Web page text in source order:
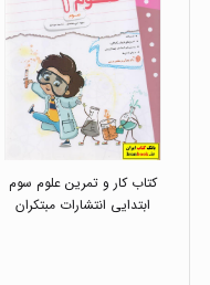
کتاب کار و تمرین علوم سوم
ابتدایی انتشارات مبتکران